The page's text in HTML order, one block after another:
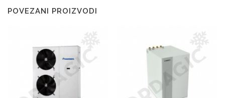
POVEZANI PROIZVODI